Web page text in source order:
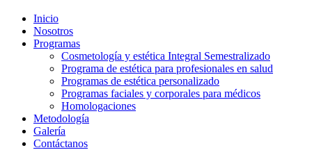
Inicio
Nosotros
Programas
Cosmetología y estética Integral Semestralizado
Programa de estética para profesionales en salud
Programas de estética personalizado
Programas faciales y corporales para médicos
Homologaciones
Metodología
Galería
Contáctanos